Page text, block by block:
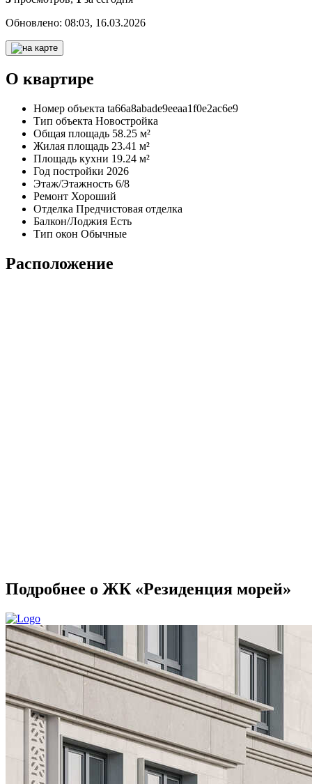
Обновлено: 08:03, 16.03.2026
О квартире
Номер объекта ta66a8abade9eeaa1f0e2ac6e9
Тип объекта Новостройка
Общая площадь 58.25 м²
Жилая площадь 23.41 м²
Площадь кухни 19.24 м²
Год постройки 2026
Этаж/Этажность 6/8
Ремонт Хороший
Отделка Предчистовая отделка
Балкон/Лоджия Есть
Тип окон Обычные
Расположение
Подробнее о ЖК «Резиденция морей»